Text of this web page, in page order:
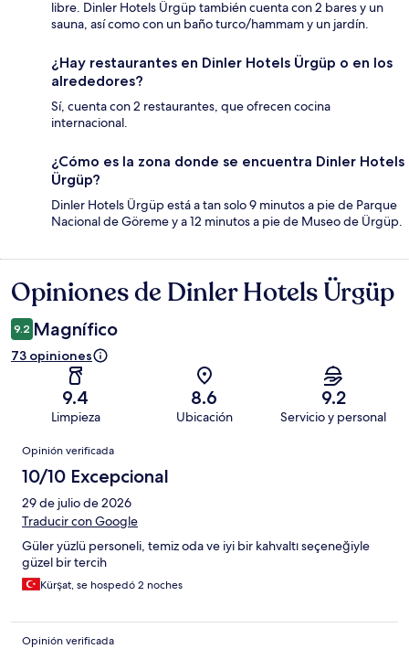
libre. Dinler Hotels Ürgüp también cuenta con 2 bares y un
sauna, así como con un baño turco/hammam y un jardín.
¿Hay restaurantes en Dinler Hotels Ürgüp o en los
alrededores?
Sí, cuenta con 2 restaurantes, que ofrecen cocina
internacional.
¿Cómo es la zona donde se encuentra Dinler Hotels
Ürgüp?
Dinler Hotels Ürgüp está a tan solo 9 minutos a pie de Parque
Nacional de Göreme y a 12 minutos a pie de Museo de Ürgüp.
Opiniones
Opiniones de Dinler Hotels Ürgüp
9.2 Magnífico
73 opiniones
9.4
Limpieza
8.6
Ubicación
9.2
Servicio y personal
Opiniones
Opinión verificada
10/10 Excepcional
29 de julio de 2026
Traducir con Google
Güler yüzlü personeli, temiz oda ve iyi bir kahvaltı seçeneğiyle
güzel bir tercih
Kürşat, se hospedó 2 noches
Opinión verificada